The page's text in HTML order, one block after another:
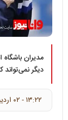
مدیران
دیگر نمی‌تواند
۱۳:۲۲ - ۰۲ ارديبهشت ۱۴۰۴